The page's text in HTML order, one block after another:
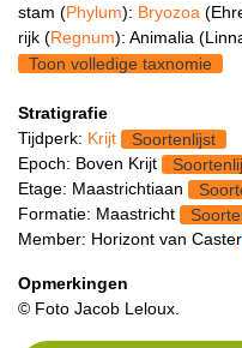
stam (Phylum): Bryozoa
rijk (Regnum): Animalia
Toon volledige taxnomie
Stratigrafie
Tijdperk: Krijt
Soortenlijst
Epoch: Boven Krijt
Etage: Maastrichtiaan
Formatie: Maastricht
Member: Horizont van Caster
Opmerkingen
© Foto Jacob Leloux.